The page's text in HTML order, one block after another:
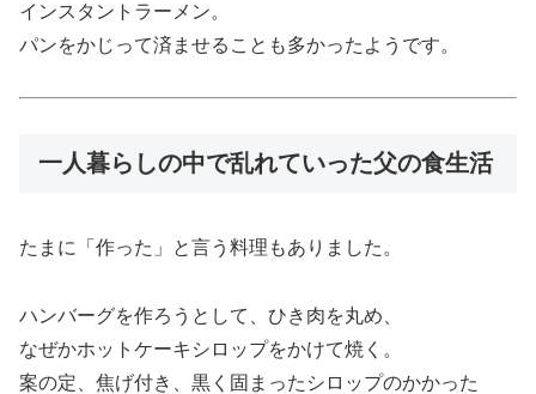
インスタントラーメン。
パンをかじって済ませることも多かったようです。
一人暮らしの中で乱れていった父の食生活
たまに「作った」と言う料理もありました。
ハンバーグを作ろうとして、ひき肉を丸め、
なぜかホットケーキシロップをかけて焼く。
案の定、焦げ付き、黒く固まったシロップのかかった